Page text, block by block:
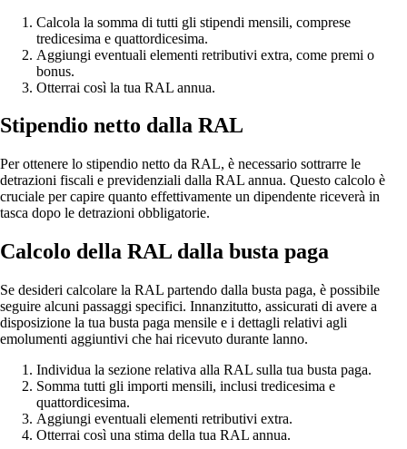
Calcola la somma di tutti gli stipendi mensili, comprese
tredicesima e quattordicesima.
Aggiungi eventuali elementi retributivi extra, come premi o
bonus.
Otterrai così la tua RAL annua.
Stipendio netto dalla RAL
Per ottenere lo stipendio netto da RAL, è necessario sottrarre le
detrazioni fiscali e previdenziali dalla RAL annua. Questo calcolo è
cruciale per capire quanto effettivamente un dipendente riceverà in
tasca dopo le detrazioni obbligatorie.
Calcolo della RAL dalla busta paga
Se desideri calcolare la RAL partendo dalla busta paga, è possibile
seguire alcuni passaggi specifici. Innanzitutto, assicurati di avere a
disposizione la tua busta paga mensile e i dettagli relativi agli
emolumenti aggiuntivi che hai ricevuto durante lanno.
Individua la sezione relativa alla RAL sulla tua busta paga.
Somma tutti gli importi mensili, inclusi tredicesima e
quattordicesima.
Aggiungi eventuali elementi retributivi extra.
Otterrai così una stima della tua RAL annua.